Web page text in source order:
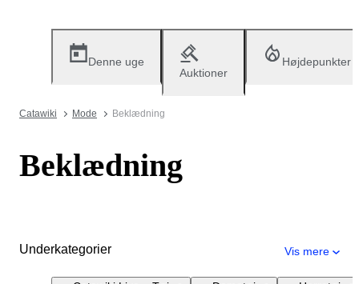
Denne uge
Auktioner
Højdepunkter
Catawiki Mode Beklædning
Beklædning
Underkategorier Vis mere